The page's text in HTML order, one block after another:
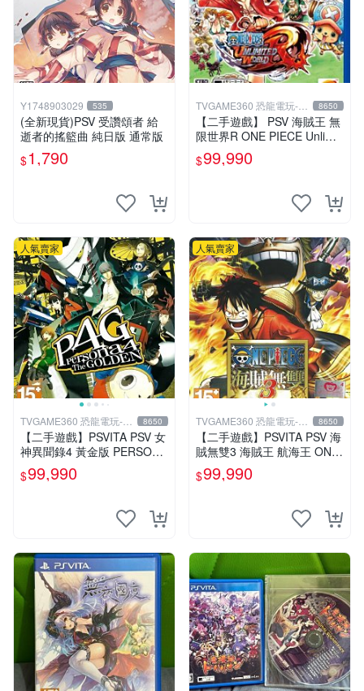
Y1748903029 535
(全新現貨)PSV 受讚頌者 給
逝者的搖籃曲 純日版 通常版
$1,790
TVGAME360 恐龍電玩-台
中店
8650
【二手遊戲】 PSV 海賊王 無
限世界R ONE PIECE Unlimit
ed World 中文版【台中恐龍
電玩】
$99,990
人氣賣家
TVGAME360 恐龍電玩-台
中店
8650
【二手遊戲】PSVITA PSV 女
神異聞錄4 黃金版 PERSONA
4 The GOLDEN 中文版【台
中恐龍電玩】
$99,990
人氣賣家
TVGAME360 恐龍電玩-台
中店
8650
【二手遊戲】PSVITA PSV 海
賊無雙3 海賊王 航海王 ONE
PIECE 3 III 中文版 【台中恐
龍電玩】
$99,990